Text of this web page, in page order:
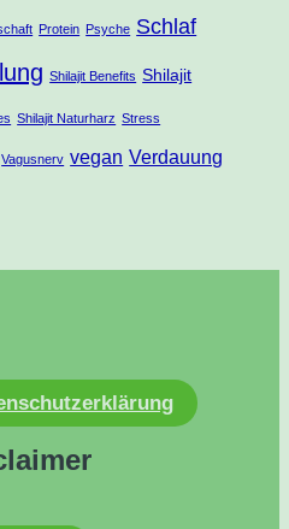
Protein Psyche Schlaf
Shilajit Benefits Shilajit
Shilajit Naturharz Stress
Vagusnerv vegan Verdauung